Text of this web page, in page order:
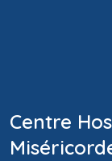
Centre